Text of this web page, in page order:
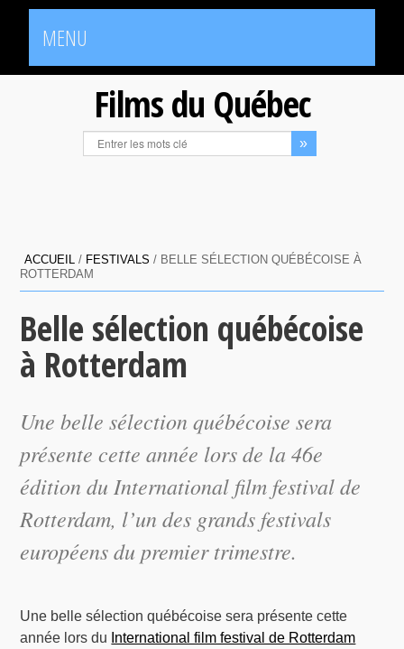
MENU
Films du Québec
ACCUEIL / FESTIVALS / BELLE SÉLECTION QUÉBÉCOISE À
ROTTERDAM
Belle sélection québécoise
à Rotterdam
Une belle sélection québécoise sera
présente cette année lors de la 46e
édition du International film festival de
Rotterdam, l’un des grands festivals
européens du premier trimestre.
Une belle sélection québécoise sera présente cette
année lors du International film festival de Rotterdam